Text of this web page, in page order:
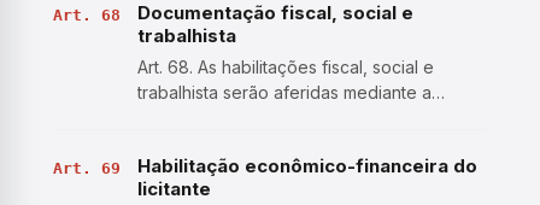
conselho profissional competente, quando
for o caso,…
Art. 68
Documentação fiscal, social e
trabalhista
Art. 68. As habilitações fiscal, social e
trabalhista serão aferidas mediante a
(CPF) ou no Cadastro Nacional da Pessoa
Jurídica (CNPJ)…
Art. 69
Habilitação econômico-financeira do
licitante